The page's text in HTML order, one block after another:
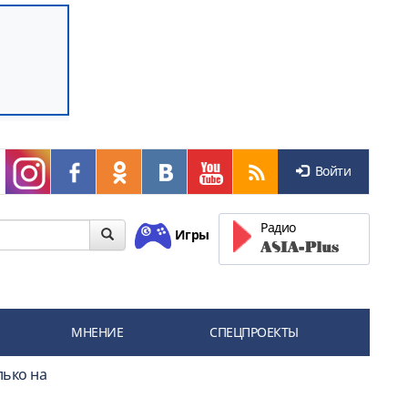
Войти
Игры Радио
МНЕНИЕ СПЕЦПРОЕКТЫ
на